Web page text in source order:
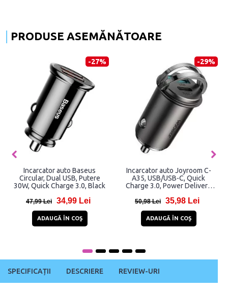
PRODUSE ASEMĂNĂTOARE
-27%
Incarcator auto Baseus
Circular, Dual USB, Putere
30W, Quick Charge 3.0, Black
47,99 Lei 34,99 Lei
ADAUGĂ ÎN COŞ
-29%
Incarcator auto Joyroom C-
A35, USB/USB-C, Quick
Charge 3.0, Power Delivery
50,98 Lei 35,98 Lei
ADAUGĂ ÎN COŞ
SPECIFICAȚII DESCRIERE REVIEW-URI